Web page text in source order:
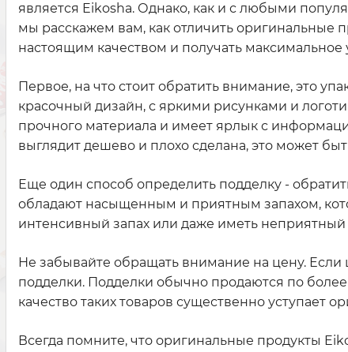
является Eikosha. Однако, как и с любыми
мы расскажем вам, как отличить оригинальные
настоящим качеством и получать максимальное
Первое, на что стоит обратить внимание, это
красочный дизайн, с яркими рисунками и
прочного материала и имеет ярлык с
выглядит дешево и плохо сделана, это может
Еще один способ определить подделку -
обладают насыщенным и приятным запахом,
интенсивный запах или даже иметь неприятный
Не забывайте обращать внимание на цену.
подделки. Подделки обычно продаются по
качество таких товаров существенно уступает
Всегда помните, что оригинальные продукты